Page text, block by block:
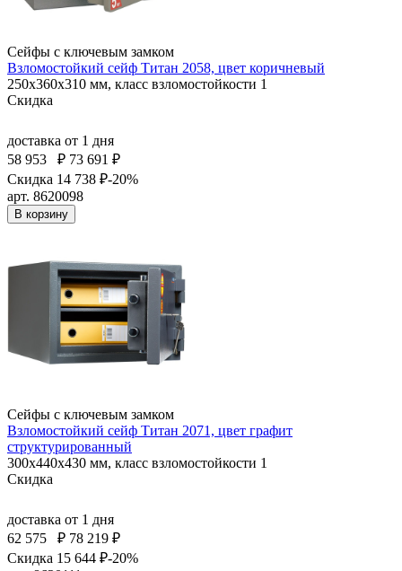
Сейфы с ключевым замком
Взломостойкий сейф Титан 2058, цвет коричневый
250x360x310 мм, класс взломостойкости 1
Скидка
доставка от 1 дня
58 953
₽ 73 691 ₽
Скидка 14 738 ₽-20%
арт. 8620098
В корзину
Сейфы с ключевым замком
Взломостойкий сейф Титан 2071, цвет графит
структурированный
300x440x430 мм, класс взломостойкости 1
Скидка
доставка от 1 дня
62 575
₽ 78 219 ₽
Скидка 15 644 ₽-20%